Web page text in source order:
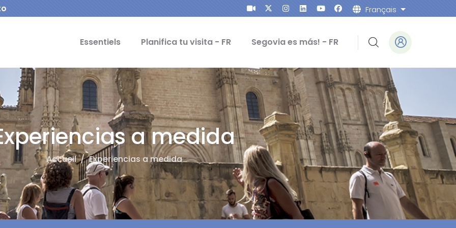
Français Lister les
Essentiels Planifica tu visita - FR Segovia es más! - FR
a medida
Accueil/ Experiencias a medida